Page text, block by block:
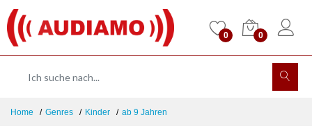
0 0
Home Genres Kinder ab 9 Jahren